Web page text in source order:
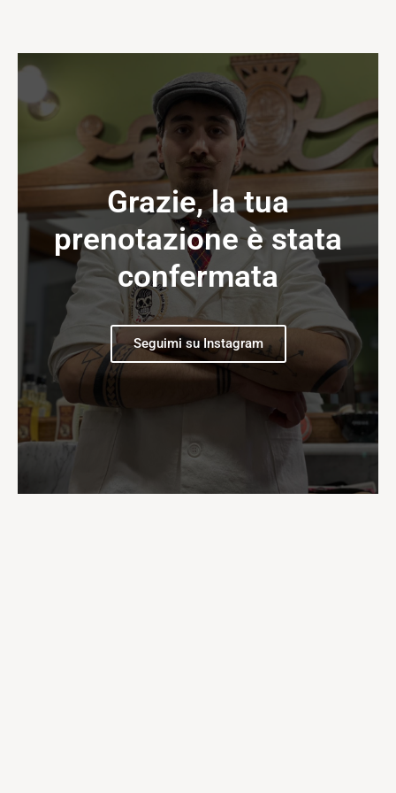
Grazie, la tua
prenotazione è stata
confermata
Seguimi su Instagram